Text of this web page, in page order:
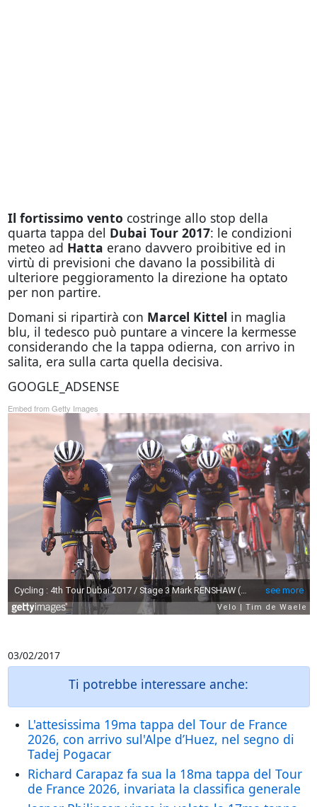
Il fortissimo vento costringe allo stop della
quarta tappa del Dubai Tour 2017: le condizioni
meteo ad Hatta erano davvero proibitive ed in
virtù di previsioni che davano la possibilità di
ulteriore peggioramento la direzione ha optato
per non partire.
Domani si ripartirà con Marcel Kittel in maglia
blu, il tedesco può puntare a vincere la kermesse
considerando che la tappa odierna, con arrivo in
salita, era sulla carta quella decisiva.
GOOGLE_ADSENSE
Embed from Getty Images
03/02/2017
Ti potrebbe interessare anche:
L'attesissima 19ma tappa del Tour de France
2026, con arrivo sul'Alpe d’Huez, nel segno di
Tadej Pogacar
Richard Carapaz fa sua la 18ma tappa del Tour
de France 2026, invariata la classifica generale